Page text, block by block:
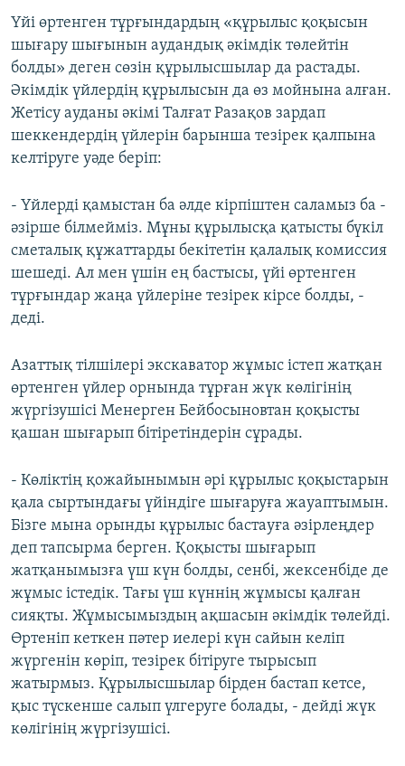
Үйі өртенген тұрғындардың «құрылыс қоқысын
шығару шығынын аудандық әкімдік төлейтін
болды» деген сөзін құрылысшылар да растады.
Әкімдік үйлердің құрылысын да өз мойнына алған.
Жетісу ауданы әкімі Талғат Разақов зардап
шеккендердің үйлерін барынша тезірек қалпына
келтіруге уәде беріп:
- Үйлерді қамыстан ба әлде кірпіштен саламыз ба -
әзірше білмейміз. Мұны құрылысқа қатысты бүкіл
сметалық құжаттарды бекітетін қалалық комиссия
шешеді. Ал мен үшін ең бастысы, үйі өртенген
тұрғындар жаңа үйлеріне тезірек кірсе болды, -
деді.
Азаттық тілшілері экскаватор жұмыс істеп жатқан
өртенген үйлер орнында тұрған жүк көлігінің
жүргізушісі Менерген Бейбосыновтан қоқысты
қашан шығарып бітіретіндерін сұрады.
- Көліктің қожайынымын әрі құрылыс қоқыстарын
қала сыртындағы үйіндіге шығаруға жауаптымын.
Бізге мына орынды құрылыс бастауға әзірлеңдер
деп тапсырма берген. Қоқысты шығарып
жатқанымызға үш күн болды, сенбі, жексенбіде де
жұмыс істедік. Тағы үш күннің жұмысы қалған
сияқты. Жұмысымыздың ақшасын әкімдік төлейді.
Өртеніп кеткен пәтер иелері күн сайын келіп
жүргенін көріп, тезірек бітіруге тырысып
жатырмыз. Құрылысшылар бірден бастап кетсе,
қыс түскенше салып үлгеруге болады, - дейді жүк
көлігінің жүргізушісі.